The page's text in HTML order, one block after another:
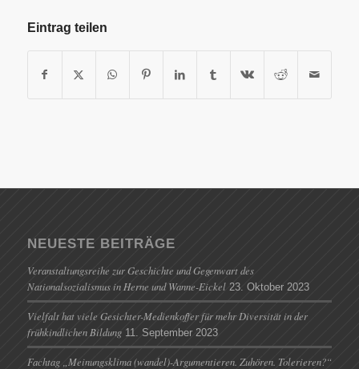
Eintrag teilen
NEUESTE BEITRÄGE
Veranstaltungsreihe zur Geschichte und Gegenwart des
Nationalsozialismus in Herne und Wanne-Eickel 23. Oktober 2023
Vielfalt hat viele Gesichter-Medienkoffer für mehr Diversität in der
frühkindlichen Bildung 11. September 2023
Fachtag „Meinungsklima (wandel)-Argumentieren. Zuhören. Tolerieren?“